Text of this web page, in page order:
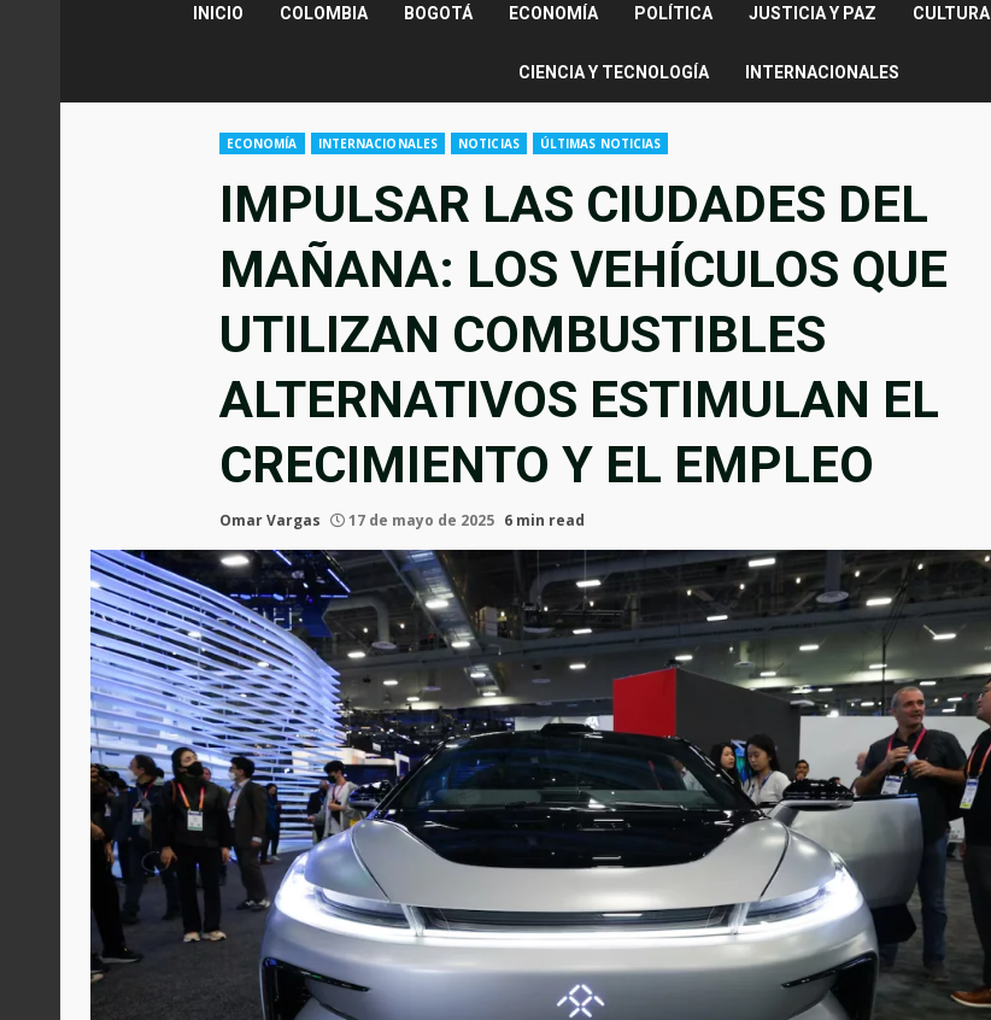
INICIO COLOMBIA BOGOTÁ ECONOMÍA POLÍTICA JUSTICIA Y PAZ CULTURA
CIENCIA Y TECNOLOGÍA INTERNACIONALES
ECONOMÍA INTERNACIONALES NOTICIAS ÚLTIMAS NOTICIAS
IMPULSAR LAS CIUDADES DEL
MAÑANA: LOS VEHÍCULOS QUE
UTILIZAN COMBUSTIBLES
ALTERNATIVOS ESTIMULAN EL
CRECIMIENTO Y EL EMPLEO
Omar Vargas 17 de mayo de 2025 6 min read